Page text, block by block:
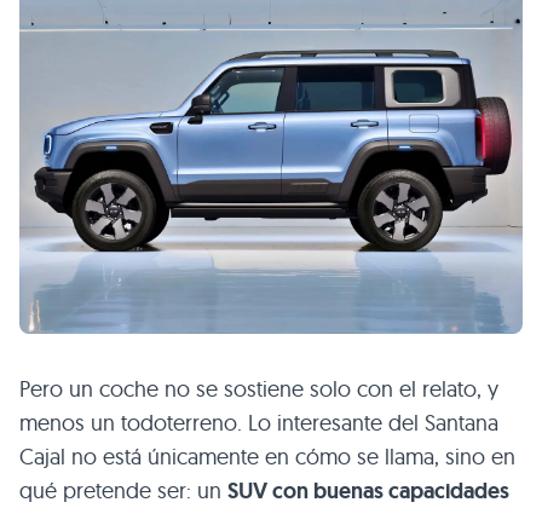
Pero un coche no se sostiene solo con el relato, y
menos un todoterreno. Lo interesante del Santana
Cajal no está únicamente en cómo se llama, sino en
qué pretende ser: un SUV con buenas capacidades